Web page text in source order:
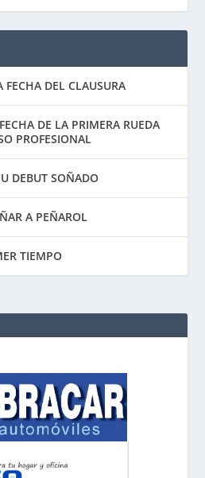
FECHA DEL CLAUSURA
DE LA PRIMERA RUEDA
PROFESIONAL
DEBUT SOÑADO
A PEÑAROL
TIEMPO